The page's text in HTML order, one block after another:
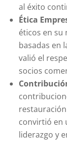
al éxito
Ética
éticos en su
basadas en
valió el
socios
convirtió en
liderazgo y